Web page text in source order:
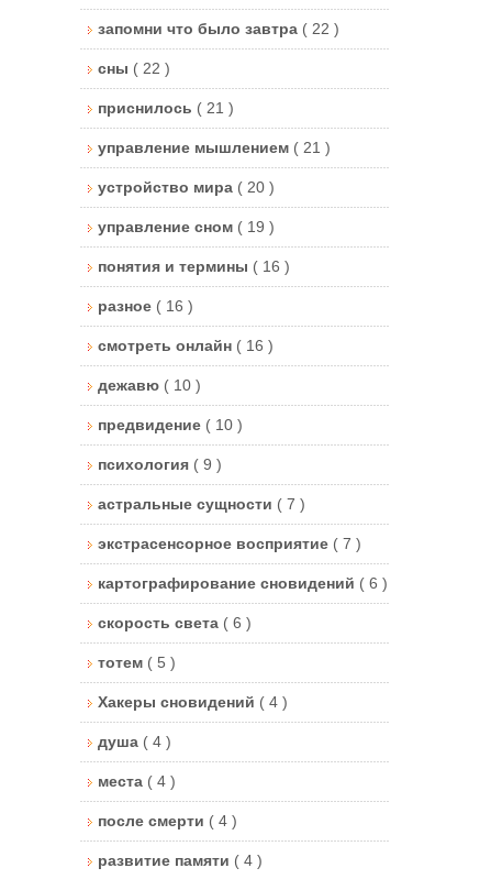
запомни что было завтра ( 22 )
сны ( 22 )
приснилось ( 21 )
управление мышлением ( 21 )
устройство мира ( 20 )
управление сном ( 19 )
понятия и термины ( 16 )
разное ( 16 )
смотреть онлайн ( 16 )
дежавю ( 10 )
предвидение ( 10 )
психология ( 9 )
астральные сущности ( 7 )
экстрасенсорное восприятие ( 7 )
картографирование сновидений ( 6 )
скорость света ( 6 )
тотем ( 5 )
Хакеры сновидений ( 4 )
душа ( 4 )
места ( 4 )
после смерти ( 4 )
развитие памяти ( 4 )